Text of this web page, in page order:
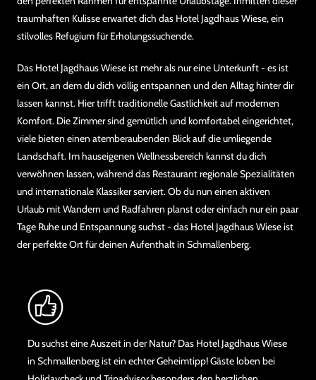
traumhaften Kulisse erwartet dich das Hotel Jagdhaus Wiese, ein
stilvolles Refugium für Erholungssuchende.
Das Hotel Jagdhaus Wiese ist mehr als nur eine Unterkunft - es ist
ein Ort, an dem du dich völlig entspannen und den Alltag hinter dir
lassen kannst. Hier trifft traditionelle Gastlichkeit auf modernen
Komfort. Die Zimmer sind gemütlich und komfortabel eingerichtet,
viele bieten einen atemberaubenden Blick auf die umliegende
Landschaft. Im hauseigenen Wellnessbereich kannst du dich
verwöhnen lassen, während das Restaurant regionale Spezialitäten
und internationale Klassiker serviert. Ob du nun einen aktiven
Urlaub mit Wandern und Radfahren planst oder einfach nur ein paar
Tage Ruhe und Entspannung suchst - das Hotel Jagdhaus Wiese ist
der perfekte Ort für deinen Aufenthalt in Schmallenberg.
Du suchst eine Auszeit in der Natur? Das Hotel Jagdhaus Wiese
in Schmallenberg ist ein echter Geheimtipp! Gäste loben bei